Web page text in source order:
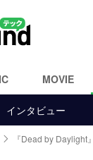
MOVIE
インタビュー
『Dead by Daylight